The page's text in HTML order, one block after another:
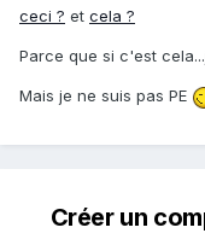
ceci ? et cela ?
Parce que si c'est
Mais je ne suis pas PE
Créer un